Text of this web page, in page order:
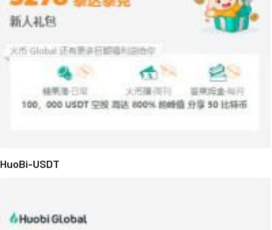
HuoBi-USDT